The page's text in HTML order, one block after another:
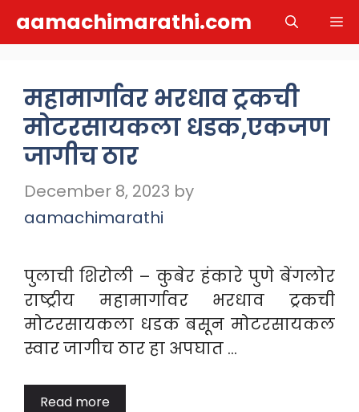
aamachimarathi.com
महामार्गावर भरधाव ट्रकची
मोटरसायकला धडक,एकजण
जागीच ठार
December 8, 2023 by
aamachimarathi
पुलाची शिरोली – कुबेर हंकारे पुणे बेंगलोर
राष्ट्रीय महामार्गावर भरधाव ट्रकची
मोटरसायकला धडक बसून मोटरसायकल
स्वार जागीच ठार हा अपघात …
Read more